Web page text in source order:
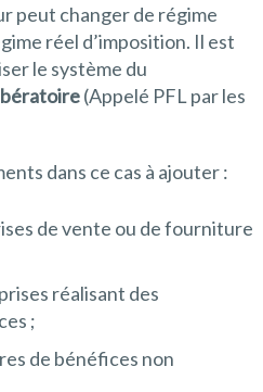
peut changer de régime
réel d’imposition. Il est
le système du
(Appelé PFL par les
dans ce cas à ajouter :
de vente ou de fourniture
réalisant des
;
de bénéfices non